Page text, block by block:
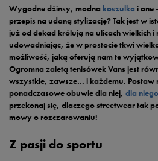
Wygodne dżinsy, modna koszulka i one
przepis na udaną stylizację? Tak jest w
już od dekad królują na ulicach wielkich i
udowadniając, że w prostocie tkwi
możliwość, jaką oferują nam te
Ogromna zaletą tenisówek Vans jest
wszystkie, zawsze… i każdemu. Postaw
ponadczasowe obuwie dla niej, dla niego
przekonaj się, dlaczego streetwear tak
mowy o rozczarowaniu!
Z pasji do sportu